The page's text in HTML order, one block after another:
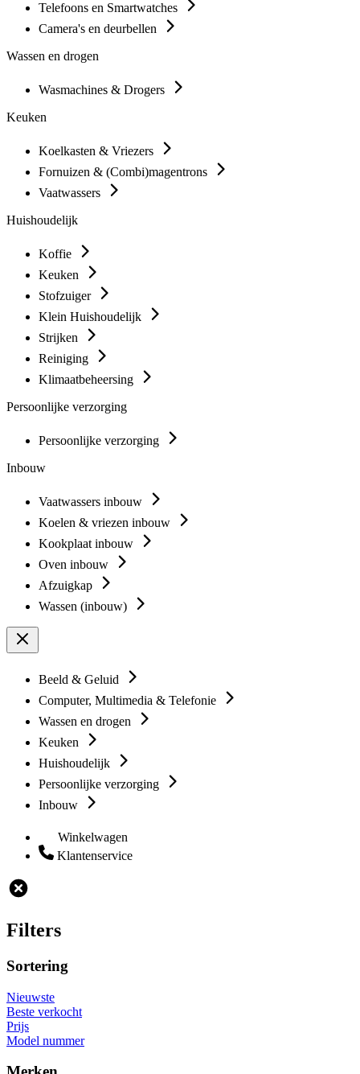
Telefoons en Smartwatches
Camera's en deurbellen
Wassen en drogen
Wasmachines & Drogers
Keuken
Koelkasten & Vriezers
Fornuizen & (Combi)magentrons
Vaatwassers
Huishoudelijk
Koffie
Keuken
Stofzuiger
Klein Huishoudelijk
Strijken
Reiniging
Klimaatbeheersing
Persoonlijke verzorging
Persoonlijke verzorging
Inbouw
Vaatwassers inbouw
Koelen & vriezen inbouw
Kookplaat inbouw
Oven inbouw
Afzuigkap
Wassen (inbouw)
Beeld & Geluid
Computer, Multimedia & Telefonie
Wassen en drogen
Keuken
Huishoudelijk
Persoonlijke verzorging
Inbouw
Winkelwagen
Klantenservice
Filters
Sortering
Nieuwste
Beste verkocht
Prijs
Model nummer